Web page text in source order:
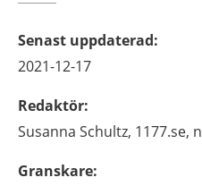
Senast uppdaterad:
2021-12-17
Redaktör:
Susanna Schultz, 1177.se,
Granskare: